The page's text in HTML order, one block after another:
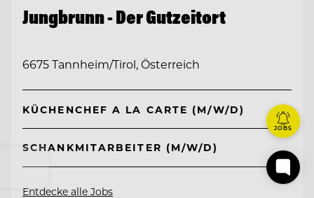
Jungbrunn - Der Gutzeitort
6675 Tannheim/Tirol, Österreich
KÜCHENCHEF A LA CARTE (M/W/D)
SCHANKMITARBEITER (M/W/D)
Entdecke alle Jobs
JOBS